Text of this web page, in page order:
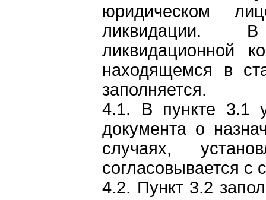
юридическом
ликвидации.
ликвидационной
находящемся в
заполняется.
4.1. В пункте 3.1
документа о
случаях,
согласовывается с
4.2. Пункт 3.2